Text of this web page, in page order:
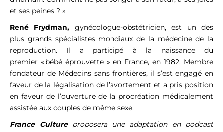
et ses peines ? »
René Frydman, gynécologue-obstétricien, est un des
plus grands spécialistes mondiaux de la médecine de la
reproduction. Il a participé à la naissance du
premier « bébé éprouvette » en France, en 1982. Membre
fondateur de Médecins sans frontières, il s’est engagé en
faveur de la légalisation de l’avortement et a pris position
en faveur de l’ouverture de la procréation médicalement
assistée aux couples de même sexe.
France Cultureproposera une adaptation en podcast